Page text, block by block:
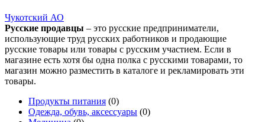
Чукотский АО
Русские продавцы – это русские предприниматели,
использующие труд русских работников и продающие
русские товары или товары с русским участием. Если в
магазине есть хотя бы одна полка с русскими товарами, то
магазин можно разместить в каталоге и рекламировать эти
товары.
Продукты питания (0)
Одежда, обувь, аксессуары (0)